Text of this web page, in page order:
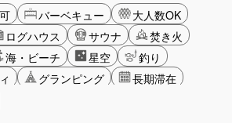
バーベキュー
大人数OK
ログハウス サウナ
焚き火
海・ビーチ 星空
釣り
グランピング
長期滞在